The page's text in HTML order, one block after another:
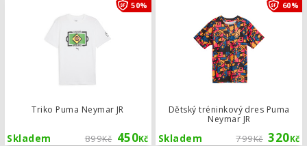
Triko Puma Neymar JR
899Kč 450Kč
Skladem
50%
Dětský tréninkový dres Puma
Neymar JR
799Kč 320Kč
Skladem
60%